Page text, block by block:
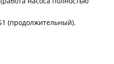
(продолжительный).